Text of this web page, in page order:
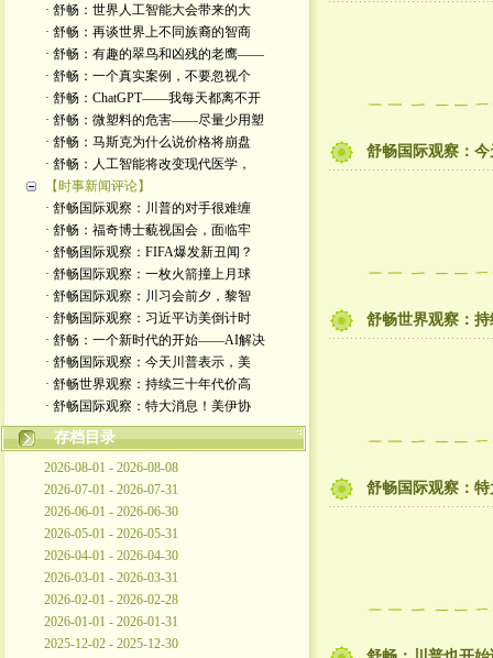
· 舒畅：世界人工智能大会带来的大
· 舒畅：再谈世界上不同族裔的智商
· 舒畅：有趣的翠鸟和凶残的老鹰——
· 舒畅：一个真实案例，不要忽视个
· 舒畅：ChatGPT——我每天都离不开
· 舒畅：微塑料的危害——尽量少用塑
· 舒畅：马斯克为什么说价格将崩盘
· 舒畅：人工智能将改变现代医学，
【时事新闻评论】
· 舒畅国际观察：川普的对手很难缠
· 舒畅：福奇博士藐视国会，面临牢
· 舒畅国际观察：FIFA爆发新丑闻？
· 舒畅国际观察：一枚火箭撞上月球
· 舒畅国际观察：川习会前夕，黎智
· 舒畅国际观察：习近平访美倒计时
· 舒畅：一个新时代的开始——AI解决
· 舒畅国际观察：今天川普表示，美
· 舒畅世界观察：持续三十年代价高
· 舒畅国际观察：特大消息！美伊协
存档目录
2026-08-01 - 2026-08-08
2026-07-01 - 2026-07-31
2026-06-01 - 2026-06-30
2026-05-01 - 2026-05-31
2026-04-01 - 2026-04-30
2026-03-01 - 2026-03-31
2026-02-01 - 2026-02-28
2026-01-01 - 2026-01-31
2025-12-02 - 2025-12-30
舒畅国际观察：
舒畅世界观察：
舒畅国际观察：